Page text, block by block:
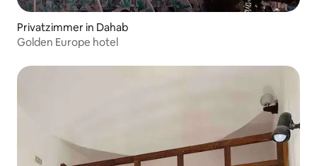
Privatzimmer in Dahab
Golden Europe hotel